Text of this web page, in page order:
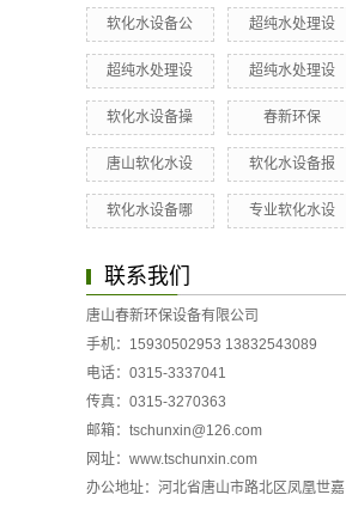
软化水设备公 超纯水处理设
超纯水处理设 超纯水处理设
软化水设备操 春新环保
唐山软化水设 软化水设备报
软化水设备哪 专业软化水设
联系我们
唐山春新环保设备有限公司
手机：15930502953 13832543089
电话：0315-3337041
传真：0315-3270363
邮箱：tschunxin@126.com
网址： www.tschunxin.com
办公地址：河北省唐山市路北区凤凰世嘉